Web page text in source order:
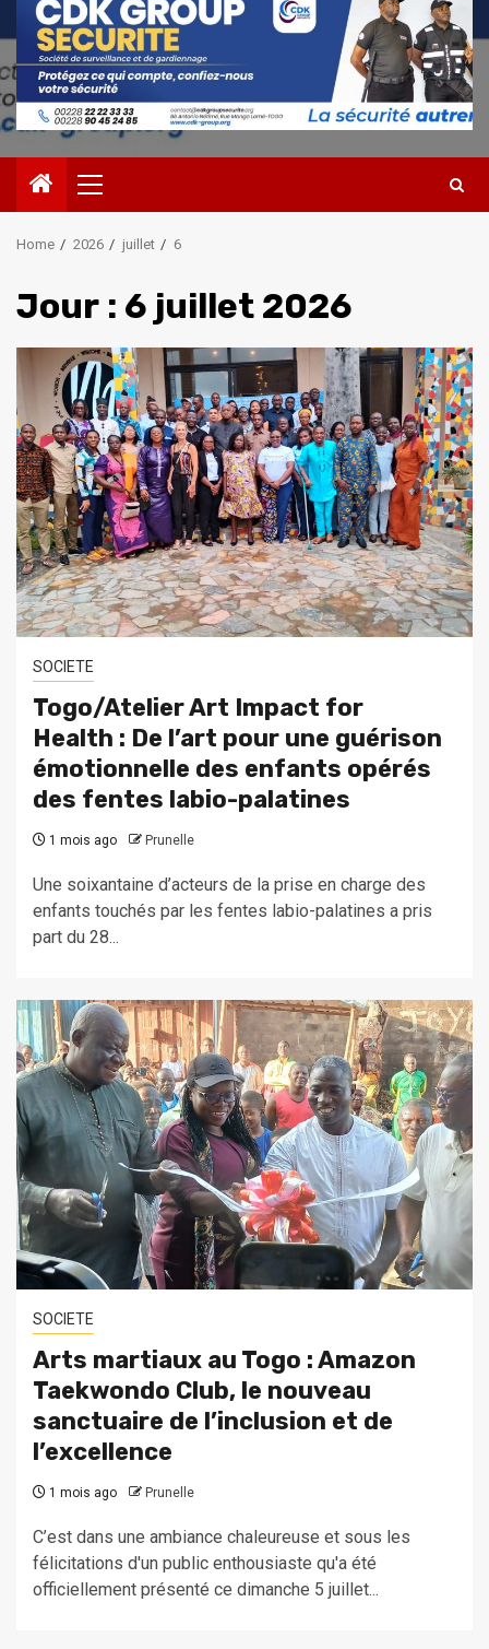
Primary
Menu
Home 2026 juillet 6
Jour : 6 juillet 2026
SOCIETE
Togo/Atelier Art Impact for
Health : De l’art pour une guérison
émotionnelle des enfants opérés
des fentes labio-palatines
1 mois ago Prunelle
Une soixantaine d’acteurs de la prise en charge des
enfants touchés par les fentes labio-palatines a pris
part du 28...
SOCIETE
Arts martiaux au Togo : Amazon
Taekwondo Club, le nouveau
sanctuaire de l’inclusion et de
l’excellence
1 mois ago Prunelle
​C’est dans une ambiance chaleureuse et sous les
félicitations d'un public enthousiaste qu'a été
officiellement présenté ce dimanche 5 juillet...